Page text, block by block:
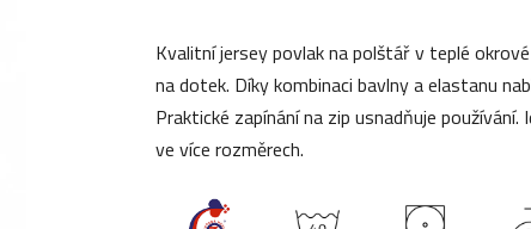
0,0
z
5
hvězdiček.
Kvalitní jersey povlak na polštář v teplé
na dotek. Díky kombinaci bavlny a elastanu
Praktické zapínání na zip usnadňuje
ve více rozměrech.